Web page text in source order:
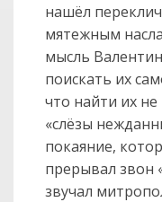
нашёл
мятежным
мысль
поискать их
что найти их
«слёзы
покаяние,
прерывал звон
звучал